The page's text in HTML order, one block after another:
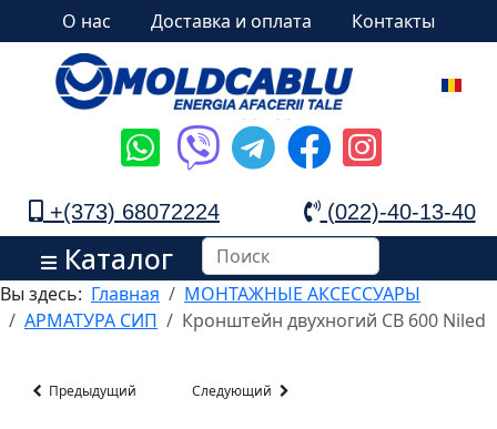
О нас Доставка и оплата Контакты
+(373) 68072224 (022)-40-13-40
Каталог
Вы здесь: Главная
МОНТАЖНЫЕ АКСЕССУАРЫ
АРМАТУРА СИП
Кронштейн двухногий СВ 600 Niled
Предыдущий Следующий